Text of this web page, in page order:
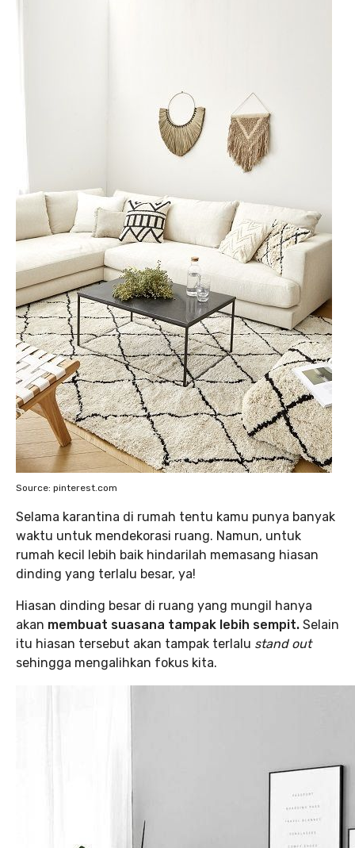
Source: pinterest.com
Selama karantina di rumah tentu kamu punya banyak
waktu untuk mendekorasi ruang. Namun, untuk
rumah kecil lebih baik hindarilah memasang hiasan
dinding yang terlalu besar, ya!
Hiasan dinding besar di ruang yang mungil hanya
akan membuat suasana tampak lebih sempit. Selain
itu hiasan tersebut akan tampak terlalu stand out
sehingga mengalihkan fokus kita.